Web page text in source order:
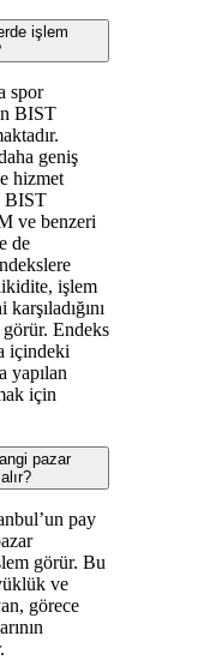
işlem
spor
BIST
geniş
hizmet
BIST
ve benzeri
de
işlem
Endeks
içindeki
yapılan
için
pazar
pay
görür. Bu
ve
görece